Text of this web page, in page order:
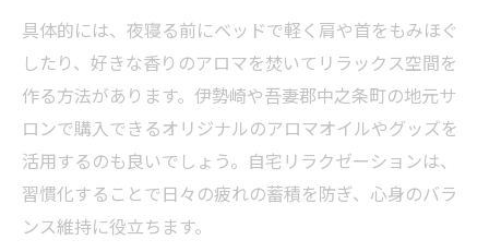
具体的には、夜寝る前にベッドで軽く肩や首をもみほぐ
したり、好きな香りのアロマを焚いてリラックス空間を
作る方法があります。伊勢崎や吾妻郡中之条町の地元サ
ロンで購入できるオリジナルのアロマオイルやグッズを
活用するのも良いでしょう。自宅リラクゼーションは、
習慣化することで日々の疲れの蓄積を防ぎ、心身のバラ
ンス維持に役立ちます。